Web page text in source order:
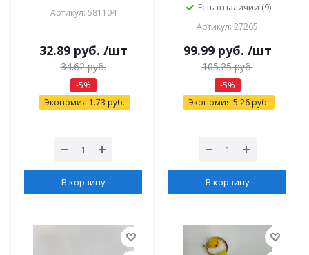
Артикул: 581104
32.89руб. /шт
34.62руб.
-5%
Экономия 1.73 руб.
В корзину
Есть в наличии (9)
Артикул: 27265
99.99руб. /шт
105.25руб.
-5%
Экономия 5.26руб.
В корзину